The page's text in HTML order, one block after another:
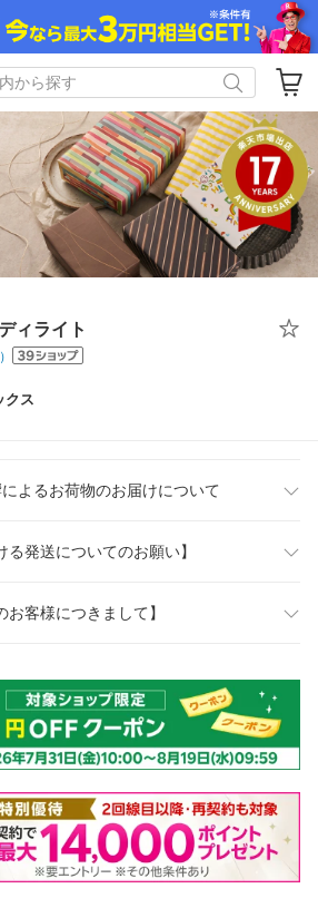
ィライト
クス
よるお荷物のお届けについて
る発送についてのお願い】
お客様につきまして】